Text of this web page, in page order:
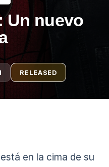
Un nuevo
RELEASED
en la cima de su